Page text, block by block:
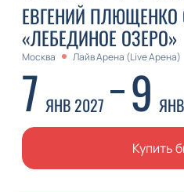
ЕВГЕНИЙ ПЛЮЩЕНКО
«ЛЕБЕДИНОЕ ОЗЕРО»
Москва Лайв Арена (Live Арена)
7 ЯНВ 2027 9
Купить